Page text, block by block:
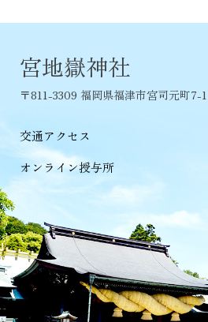
宮地嶽神社
〒811-3309 福岡県福津市宮司元町7-1
交通アクセス
オンライン授与所